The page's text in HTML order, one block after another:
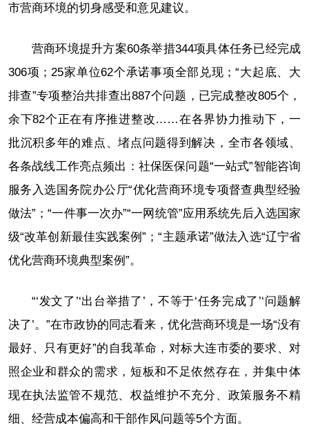
市营商环境的切身感受和意见建议。
营商环境提升方案60条举措344项具体任务已经完成
306项；25家单位62个承诺事项全部兑现；“大起底、大
排查”专项整治共排查出887个问题，已完成整改805个，
余下82个正在有序推进整改……在各界协力推动下，一
批沉积多年的难点、堵点问题得到解决，全市各领域、
各条战线工作亮点频出：社保医保问题“一站式”智能咨询
服务入选国务院办公厅“优化营商环境专项督查典型经验
做法”；“一件事一次办”“一网统管”应用系统先后入选国家
级“改革创新最佳实践案例”；“主题承诺”做法入选“辽宁省
优化营商环境典型案例”。
“‘发文了’‘出台举措了’，不等于‘任务完成了’‘问题解
决了’。”在市政协的同志看来，优化营商环境是一场“没有
最好、只有更好”的自我革命，对标大连市委的要求、对
照企业和群众的需求，短板和不足依然存在，并集中体
现在执法监管不规范、权益维护不充分、政策服务不精
细、经营成本偏高和干部作风问题等5个方面。